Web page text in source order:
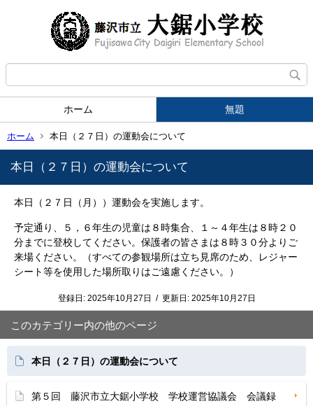
ホーム 無題
ホーム 本日（２７日）の運動会について
本日（２７日）の運動会について
本日（２７日（月））運動会を実施します。
予定通り、５，６年生の児童は８時集合、１～４年生は８時２０
分までに登校してください。保護者の皆さまは８時３０分よりご
来場ください。（すべての参観場所は立ち見席のため、レジャー
シート等を使用した場所取りはご遠慮ください。）
登録日: 2025年10月27日 / 更新日: 2025年10月27日
このカテゴリー内の他のページ
本日（２７日）の運動会について
第５回 藤沢市立大鋸小学校 学校運営協議会 会議録